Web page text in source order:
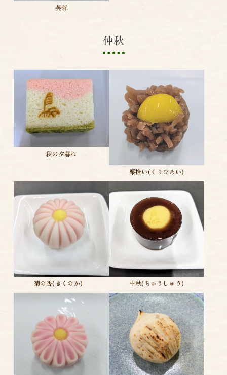
芙蓉
仲秋
秋の夕暮れ
栗拾い(くりひろい)
菊の香(きくのか) 中秋(ちゅうしゅう)